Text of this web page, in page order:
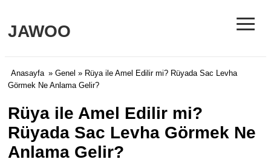
JAWOO ≡
Anasayfa » Genel » Rüya ile Amel Edilir mi? Rüyada Sac Levha
Görmek Ne Anlama Gelir?
Rüya ile Amel Edilir mi?
Rüyada Sac Levha Görmek Ne
Anlama Gelir?